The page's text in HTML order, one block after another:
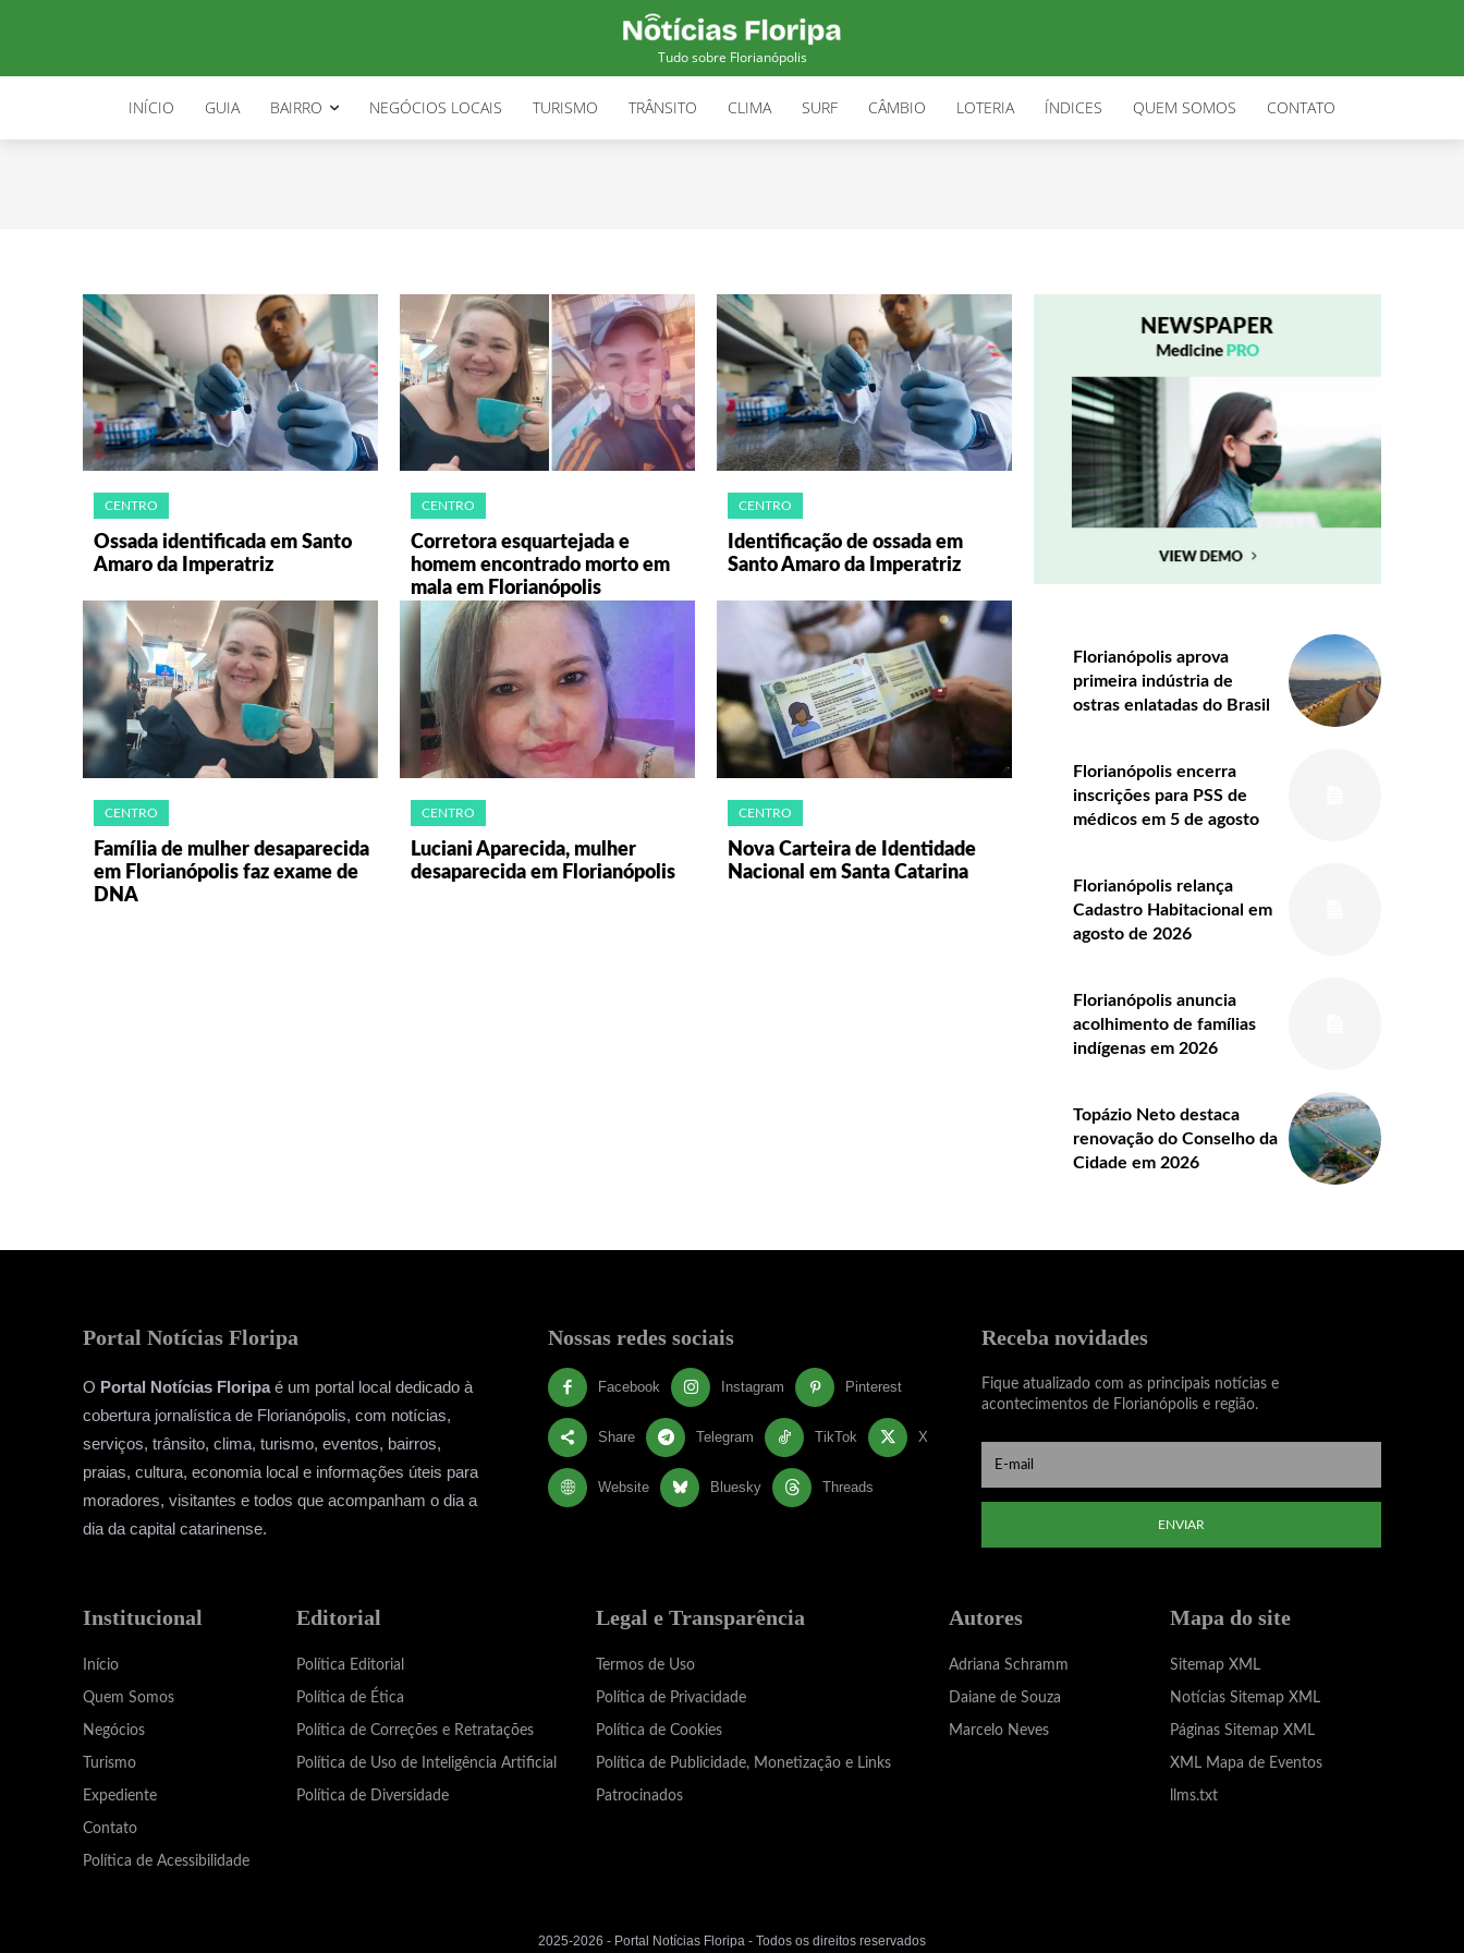
Tudo sobre Florianópolis
INÍCIO GUIA BAIRRO NEGÓCIOS LOCAIS TURISMO TRÂNSITO CLIMA SURF CÂMBIO LOTERIA ÍNDICES QUEM SOMOS CONTATO
policia cientifica sc
CENTRO
Ossada identificada em Santo
Amaro da Imperatriz
CENTRO
Corretora esquartejada e
homem encontrado morto em
mala em Florianópolis
CENTRO
Identificação de ossada em
Santo Amaro da Imperatriz
CENTRO
Família de mulher desaparecida
em Florianópolis faz exame de
DNA
CENTRO
Luciani Aparecida, mulher
desaparecida em Florianópolis
CENTRO
Nova Carteira de Identidade
Nacional em Santa Catarina
Florianópolis aprova
primeira indústria de
ostras enlatadas do Brasil
Florianópolis encerra
inscrições para PSS de
médicos em 5 de agosto
Florianópolis relança
Cadastro Habitacional em
agosto de 2026
Florianópolis anuncia
acolhimento de famílias
indígenas em 2026
Topázio Neto destaca
renovação do Conselho da
Cidade em 2026
Portal Notícias Floripa
O Portal Notícias Floripaé um portal local dedicado à
cobertura jornalística de Florianópolis, com notícias,
serviços, trânsito, clima, turismo, eventos, bairros,
praias, cultura, economia local e informações úteis para
moradores, visitantes e todos que acompanham o dia a
dia da capital catarinense.
Nossas redes sociais
Facebook Instagram Pinterest
Share Telegram TikTok X
Website Bluesky Threads
Receba novidades
Fique atualizado com as principais notícias e
acontecimentos de Florianópolis e região.
ENVIAR
Institucional
Início
Quem Somos
Negócios
Turismo
Expediente
Contato
Política de Acessibilidade
Editorial
Política Editorial
Política de Ética
Política de Correções e Retratações
Política de Uso de Inteligência Artificial
Política de Diversidade
Legal e Transparência
Termos de Uso
Política de Privacidade
Política de Cookies
Política de Publicidade, Monetização e Links
Patrocinados
Autores
Adriana Schramm
Daiane de Souza
Marcelo Neves
Mapa do site
Sitemap XML
Notícias Sitemap XML
Páginas Sitemap XML
XML Mapa de Eventos
llms.txt
2025-2026 - Portal Notícias Floripa - Todos os direitos reservados